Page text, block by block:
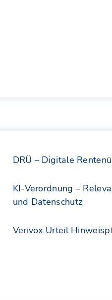
DRÜ – Digitale
KI-Verordnung –
und Datenschutz
Verivox Urteil